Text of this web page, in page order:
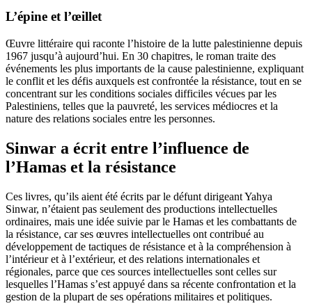
L’épine et l’œillet
Œuvre littéraire qui raconte l’histoire de la lutte palestinienne depuis
1967 jusqu’à aujourd’hui. En 30 chapitres, le roman traite des
événements les plus importants de la cause palestinienne, expliquant
le conflit et les défis auxquels est confrontée la résistance, tout en se
concentrant sur les conditions sociales difficiles vécues par les
Palestiniens, telles que la pauvreté, les services médiocres et la
nature des relations sociales entre les personnes.
Sinwar a écrit entre l’influence de
l’Hamas et la résistance
Ces livres, qu’ils aient été écrits par le défunt dirigeant Yahya
Sinwar, n’étaient pas seulement des productions intellectuelles
ordinaires, mais une idée suivie par le Hamas et les combattants de
la résistance, car ses œuvres intellectuelles ont contribué au
développement de tactiques de résistance et à la compréhension à
l’intérieur et à l’extérieur, et des relations internationales et
régionales, parce que ces sources intellectuelles sont celles sur
lesquelles l’Hamas s’est appuyé dans sa récente confrontation et la
gestion de la plupart de ses opérations militaires et politiques.